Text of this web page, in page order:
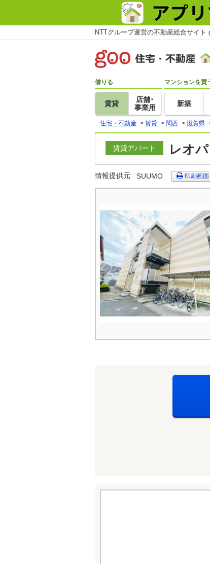
NTTグループ運営の不動産総合サイト
借りる
賃貸
店舗･
事業用
マンションを買
新築
住宅・不動産 > 賃貸 > 関西 > 滋賀県
賃貸アパート レオ
情報提供元 SUUMO 印刷画